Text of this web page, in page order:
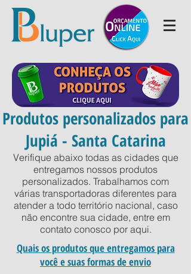
Produtos personalizados para
Jupiá - Santa Catarina
Verifique abaixo todas as cidades que
entregamos nossos produtos
personalizados. Trabalhamos com
várias transportadoras diferentes para
atender a todo território nacional, caso
não encontre sua cidade, entre em
contato conosco por aqui.
Quais os produtos que entregamos para
você e suas formas de envio